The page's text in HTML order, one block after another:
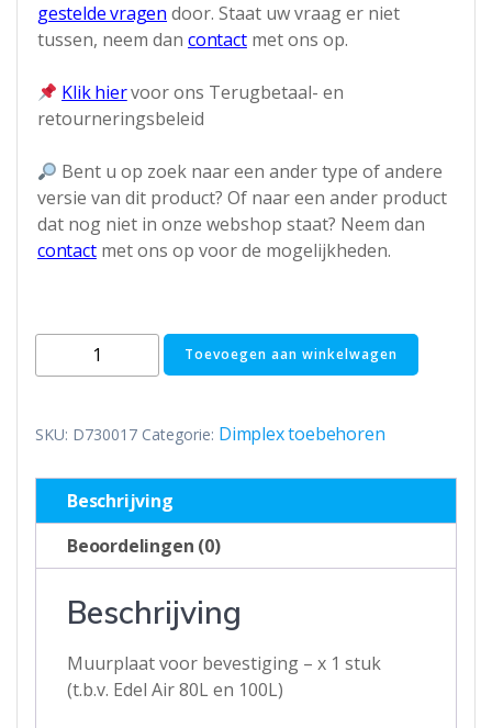
gestelde vragen door. Staat uw vraag er niet
tussen, neem dan contactmet ons op.
Klik hiervoor ons Terugbetaal- en
retourneringsbeleid
Bent u op zoek naar een ander type of andere
versie van dit product? Of naar een ander product
dat nog niet in onze webshop staat? Neem dan
contactmet ons op voor de mogelijkheden.
Muurplaat
voor
Edel
80L
100L
aantal
Toevoegen aan winkelwagen
SKU: D730017 Categorie: Dimplex toebehoren
Beschrijving
Beoordelingen (0)
Beschrijving
Muurplaat voor bevestiging – x 1 stuk
(t.b.v. Edel Air 80L en 100L)